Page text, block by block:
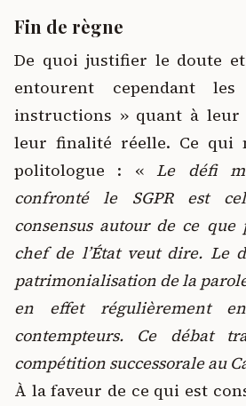
Fin de règne
De quoi justifier le doute
entourent cependant
instructions » quant à
leur finalité réelle. Ce qui
politologue : «Le défi
confronté le SGPR est
consensus autour de ce
chef de l’État veut dire. Le
patrimonialisation de la
en effet régulièrement
contempteurs. Ce débat
compétition successorale au
À la faveur de ce qui est